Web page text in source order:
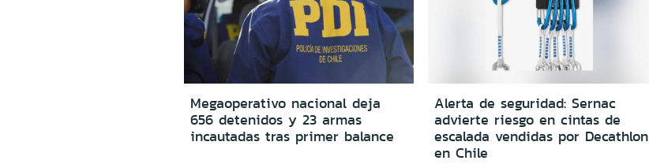
Megaoperativo nacional deja
656 detenidos y 23 armas
incautadas tras primer balance
Alerta de seguridad: Sernac
advierte riesgo en cintas de
escalada vendidas por Decathlon
en Chile